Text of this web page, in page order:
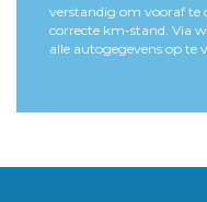
verstandig om vooraf te
correcte km-stand. Via
alle autogegevens op te